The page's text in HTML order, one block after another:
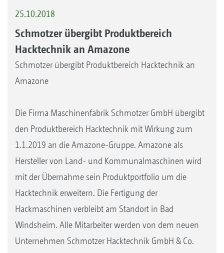
25.10.2018
Schmotzer übergibt Produktbereich
Hacktechnik an Amazone
Schmotzer übergibt Produktbereich Hacktechnik an
Amazone
Die Firma Maschinenfabrik Schmotzer GmbH übergibt
den Produktbereich Hacktechnik mit Wirkung zum
1.1.2019 an die Amazone-Gruppe. Amazone als
Hersteller von Land- und Kommunalmaschinen wird
mit der Übernahme sein Produktportfolio um die
Hacktechnik erweitern. Die Fertigung der
Hackmaschinen verbleibt am Standort in Bad
Windsheim. Alle Mitarbeiter werden von dem neuen
Unternehmen Schmotzer Hacktechnik GmbH & Co.